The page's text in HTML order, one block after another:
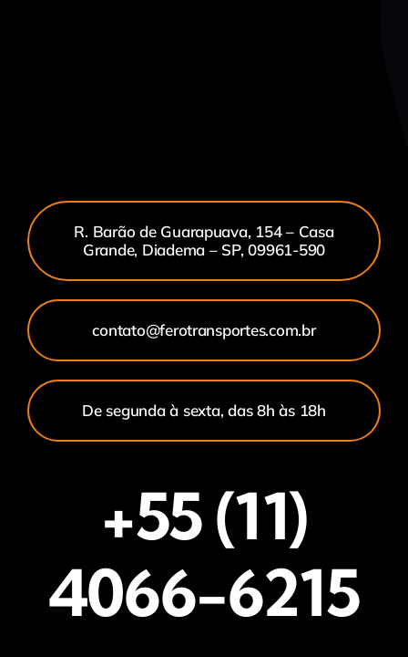
R. Barão de Guarapuava, 154 – Casa
Grande, Diadema – SP, 09961-590
contato@ferotransportes.com.br
De segunda à sexta, das 8h às 18h
+55 (11)
4066-6215